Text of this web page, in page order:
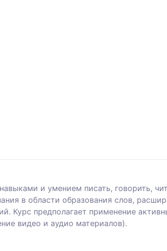
и умением писать, говорить,
в области образования слов,
Курс предполагает применение
видео и аудио материалов).